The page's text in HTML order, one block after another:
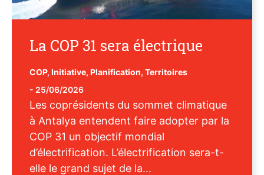
La COP 31 sera électrique
COP, Initiative, Planification, Territoires
- 25/06/2026
Les coprésidents du sommet climatique
à Antalya entendent faire adopter par la
COP 31 un objectif mondial
d’électrification. L’électrification sera-t-
elle le grand sujet de la...